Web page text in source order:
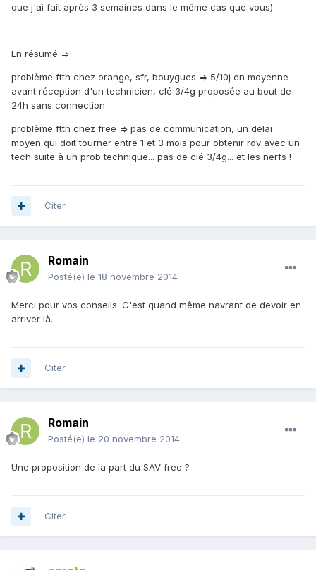
que j'ai fait après 3 semaines dans le même cas que vous)
En résumé =>
problème ftth chez orange, sfr, bouygues => 5/10j en moyenne
avant réception d'un technicien, clé 3/4g proposée au bout de
24h sans connection
problème ftth chez free => pas de communication, un délai
moyen qui doit tourner entre 1 et 3 mois pour obtenir rdv avec un
tech suite à un prob technique... pas de clé 3/4g... et les nerfs !
Citer
Romain
Posté(e) le 18 novembre 2014
Merci pour vos conseils. C'est quand même navrant de devoir en
arriver là.
Citer
Romain
Posté(e) le 20 novembre 2014
Une proposition de la part du SAV free ?
Citer